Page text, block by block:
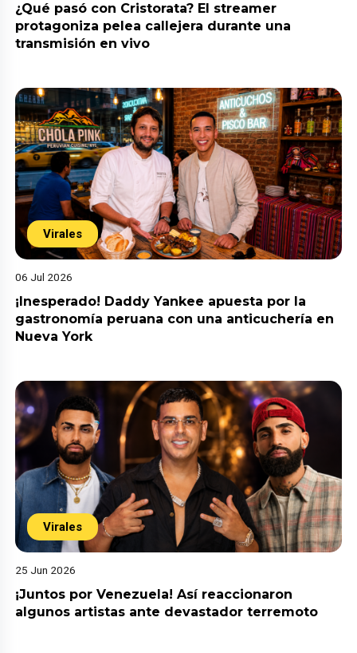
¿Qué pasó con Cristorata? El streamer
protagoniza pelea callejera durante una
transmisión en vivo
Virales
06 Jul 2026
¡Inesperado! Daddy Yankee apuesta por la
gastronomía peruana con una anticuchería en
Nueva York
Virales
25 Jun 2026
¡Juntos por Venezuela! Así reaccionaron
algunos artistas ante devastador terremoto